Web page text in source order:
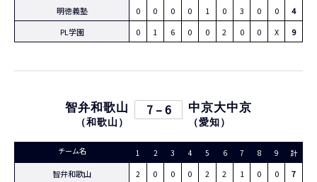
明徳義塾 0 0 0 0 1 0 3 0 0
4
PL学園
0 1 6 0 0 2 0 0 X 9
智弁和歌山
（和歌山 ）
7 – 6 中京大中京
（愛知 ）
チーム名 1 2 3 4 5 6 7 8 9 計
智弁和歌山 2 0 0 0 2 2 1 0 0
7